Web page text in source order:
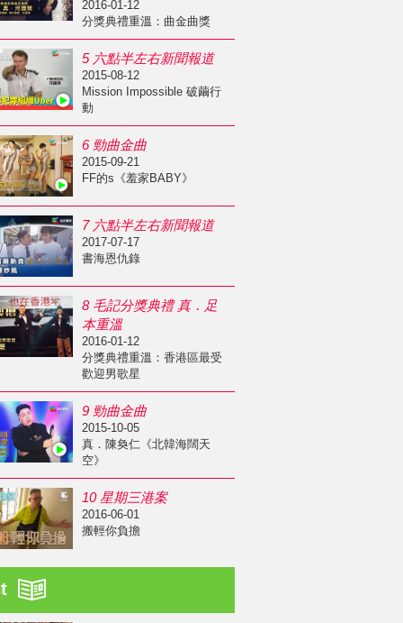
2016-01-12
分獎典禮重溫：曲金曲獎
5 六點半左右新聞報道
2015-08-12
Mission Impossible 破繭行
動
6 勁曲金曲
2015-09-21
FF的s《羞家BABY》
7 六點半左右新聞報道
2017-07-17
書海恩仇錄
8 毛記分獎典禮 真．足
本重溫
2016-01-12
分獎典禮重溫：香港區最受
歡迎男歌星
9 勁曲金曲
2015-10-05
真．陳奐仁《北韓海闊天
空》
10 星期三港案
2016-06-01
搬輕你負擔